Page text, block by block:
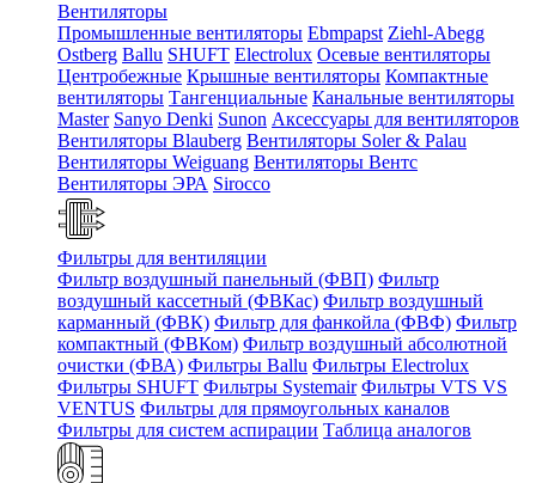
Вентиляторы
Промышленные вентиляторы Ebmpapst Ziehl-Abegg
Ostberg Ballu SHUFT Electrolux Осевые вентиляторы
Центробежные Крышные вентиляторы Компактные
вентиляторы Тангенциальные Канальные вентиляторы
Master Sanyo Denki Sunon Аксессуары для вентиляторов
Вентиляторы Blauberg Вентиляторы Soler & Palau
Вентиляторы Weiguang Вентиляторы Вентс
Вентиляторы ЭРА Sirocco
Фильтры для вентиляции
Фильтр воздушный панельный (ФВП) Фильтр
воздушный кассетный (ФВКас) Фильтр воздушный
карманный (ФВК) Фильтр для фанкойла (ФВФ) Фильтр
компактный (ФВКом) Фильтр воздушный абсолютной
очистки (ФВА) Фильтры Ballu Фильтры Electrolux
Фильтры SHUFT Фильтры Systemair Фильтры VTS VS
VENTUS Фильтры для прямоугольных каналов
Фильтры для систем аспирации Таблица аналогов